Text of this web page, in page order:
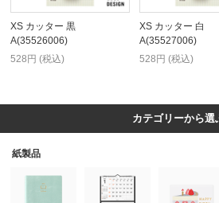
XS カッター 黒
A(35526006)
528円 (税込)
XS カッター 白
A(35527006)
528円 (税込)
カテゴリーから選
紙製品